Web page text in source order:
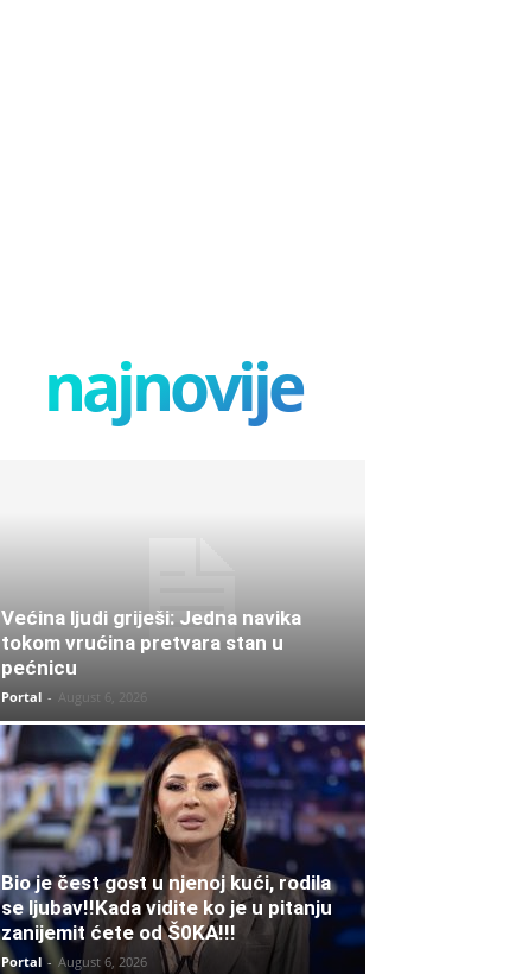
najnovije
Većina ljudi griješi: Jedna navika
tokom vrućina pretvara stan u
pećnicu
Portal - August 6, 2026
Bio je čest gost u njenoj kući, rodila
se ljubav!!Kada vidite ko je u pitanju
zanijemit ćete od Š0KA!!!
Portal - August 6, 2026